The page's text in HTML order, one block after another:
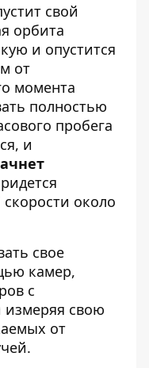
свой
орбита
и опустится
от
момента
полностью
пробега
и
около
свое
камер,
с
свою
от